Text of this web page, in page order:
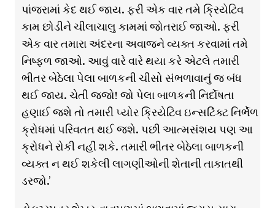
પાંજરામાં કેદ થઈ જાય. ફરી એક વાર તમે ક્રિયેટિવ
કામ છોડીને ચીલાચાલુ કામમાં જોતરાઈ જાઓ. ફરી
એક વાર તમારા અંદરના અવાજને વ્યક્ત કરવામાં તમે
નિષ્ફળ જાઓ. આવું વારે વારે થયા કરે એટલે તમારી
ભીતર બેઠેલા પેલા બાળકની ચીસો સંભળાવાનું જ બંધ
થઈ જાય. ચેતી જજો! જો પેલા બાળકની નિર્દોષતા
હણાઈ જશે તો તમારી પ્યોર ક્રિયેટિવ ઇન્સટિંંક્ટ નિર્ભેળ
ક્રોધમાં પરિવતત થઈ જશે. પછી આત્મસંશય પણ આ
ક્રોધને રોકી નહીં શકે. તમારી ભીતર બેઠેલા બાળકની
વ્યક્ત ન થઈ શકેલી લાગણીઓની શેતાની તાકાતથી
ડરજો.’